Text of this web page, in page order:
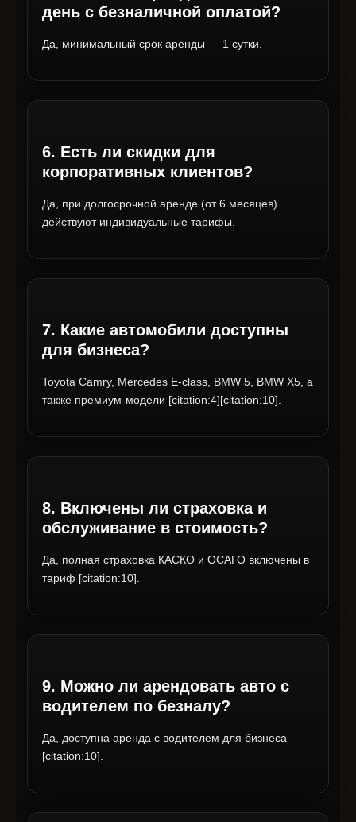
день с безналичной оплатой?
Да, минимальный срок аренды — 1 сутки.
6. Есть ли скидки для
корпоративных клиентов?
Да, при долгосрочной аренде (от 6 месяцев)
действуют индивидуальные тарифы.
7. Какие автомобили доступны
для бизнеса?
Toyota Camry, Mercedes E-class, BMW 5, BMW X5, а
также премиум-модели [citation:4][citation:10].
8. Включены ли страховка и
обслуживание в стоимость?
Да, полная страховка КАСКО и ОСАГО включены в
тариф [citation:10].
9. Можно ли арендовать авто с
водителем по безналу?
Да, доступна аренда с водителем для бизнеса
[citation:10].